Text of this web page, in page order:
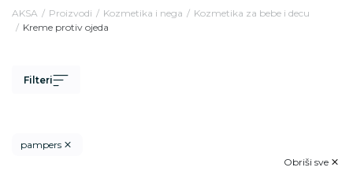
AKSA Proizvodi Kozmetika i nega
Kozmetika za bebe i decu
Kreme protiv ojeda
Filteri
pampers
Obriši sve